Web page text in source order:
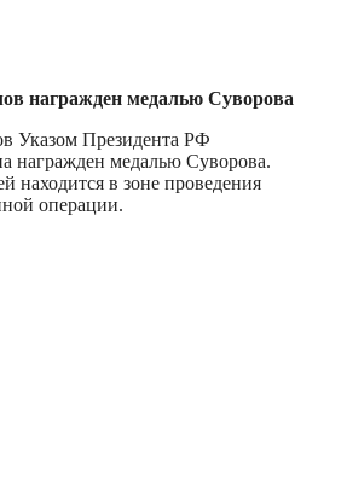
награжден медалью Суворова
Указом Президента РФ
награжден медалью Суворова.
находится в зоне проведения
операции.